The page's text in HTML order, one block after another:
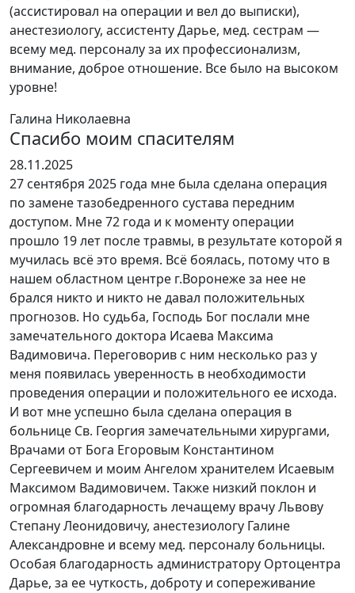
(ассистировал на операции и вел до выписки),
анестезиологу, ассистенту Дарье, мед. сестрам —
всему мед. персоналу за их профессионализм,
внимание, доброе отношение. Все было на высоком
уровне!
Галина Николаевна
Спасибо моим спасителям
Оценка
5
из
5
28.11.2025
27 сентября 2025 года мне была сделана операция
по замене тазобедренного сустава передним
доступом. Мне 72 года и к моменту операции
прошло 19 лет после травмы, в результате которой я
мучилась всё это время. Всё боялась, потому что в
нашем областном центре г.Воронеже за нее не
брался никто и никто не давал положительных
прогнозов. Но судьба, Господь Бог послали мне
замечательного доктора Исаева Максима
Вадимовича. Переговорив с ним несколько раз у
меня появилась уверенность в необходимости
проведения операции и положительного ее исхода.
И вот мне успешно была сделана операция в
больнице Св. Георгия замечательными хирургами,
Врачами от Бога Егоровым Константином
Сергеевичем и моим Ангелом хранителем Исаевым
Максимом Вадимовичем. Также низкий поклон и
огромная благодарность лечащему врачу Львову
Степану Леонидовичу, анестезиологу Галине
Александровне и всему мед. персоналу больницы.
Особая благодарность администратору Ортоцентра
Дарье, за ее чуткость, доброту и сопереживание